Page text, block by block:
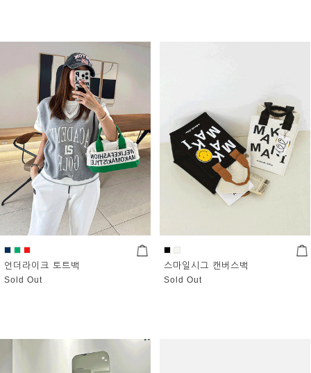
언더라이크 토트백
Sold Out
스마일시그 캔버스백
Sold Out